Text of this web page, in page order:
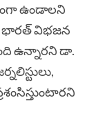
ఉండాలని
విభజన
ఉన్నారని డా.